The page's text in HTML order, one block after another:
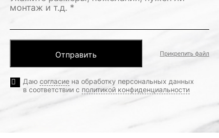
Прикрепить файл
Даю согласие на обработку персональных данных
в соответствии с политикой конфиденциальности